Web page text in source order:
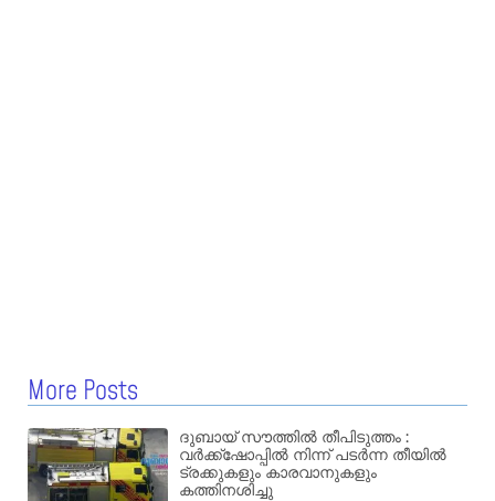
More Posts
ദുബായ് സൗത്തിൽ തീപിടുത്തം :
വർക്ക്‌ഷോപ്പിൽ നിന്ന് പടർന്ന തീയിൽ
ട്രക്കുകളും കാരവാനുകളും
കത്തിനശിച്ചു